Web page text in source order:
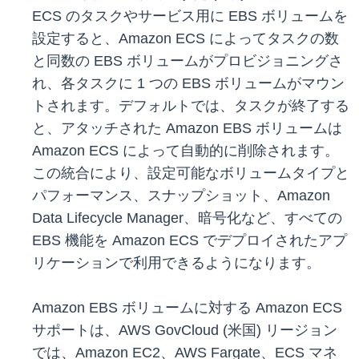
ECS のタスクやサービス用に EBS ボリュームを
設定すると、Amazon ECS によってタスクの数
と同数の EBS ボリュームがプロビジョニングさ
れ、各タスクに 1 つの EBS ボリュームがマウン
トされます。デフォルトでは、タスクが終了する
と、アタッチされた Amazon EBS ボリュームは
Amazon ECS によって自動的に削除されます。
この統合により、設定可能なボリュームタイプと
パフォーマンス、スナップショット、Amazon
Data Lifecycle Manager、暗号化など、すべての
EBS 機能を Amazon ECS でデプロイされたアプ
リケーションで利用できるようになります。
Amazon EBS ボリュームに対する Amazon ECS
サポートは、AWS GovCloud (米国) リージョン
では、Amazon EC2、AWS Fargate、ECS マネ